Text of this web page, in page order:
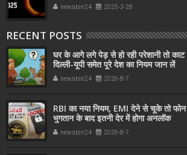
newsbin24 2025-3-28
RECENT POSTS
घर के आगे लगे पेड़ से हो रही परेशानी तो
दिल्‍ली-यूपी समेत पूरे देश का नियम जान लें
newsbin24 2026-8-7
RBI का नया नियम, EMI देने से चूके तो फोन
भुगतान के बाद इतनी देर में होगा अनलॉक
newsbin24 2026-8-7